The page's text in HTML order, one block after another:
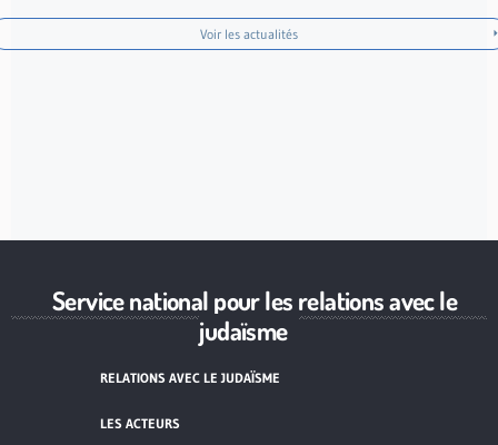
Voir les actualités
Service national pour les relations avec le
judaïsme
RELATIONS AVEC LE JUDAÏSME
LES ACTEURS